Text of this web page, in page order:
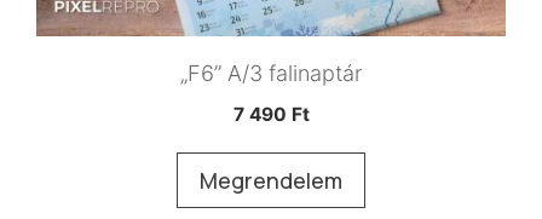
„F6” A/3 falinaptár
7 490 Ft
Megrendelem